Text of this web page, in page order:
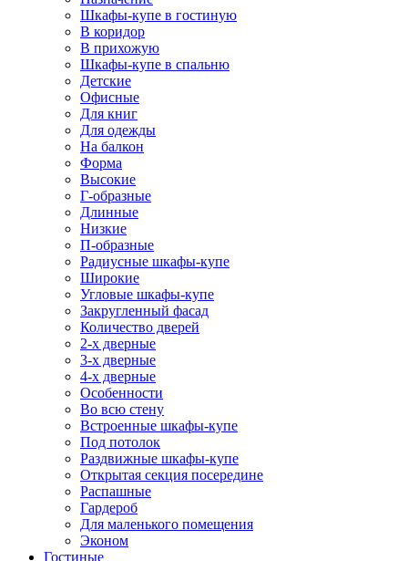
Шкафы-купе в гостиную
В коридор
В прихожую
Шкафы-купе в спальню
Детские
Офисные
Для книг
Для одежды
На балкон
Форма
Высокие
Г-образные
Длинные
Низкие
П-образные
Радиусные шкафы-купе
Широкие
Угловые шкафы-купе
Закругленный фасад
Количество дверей
2-х дверные
3-х дверные
4-х дверные
Особенности
Во всю стену
Встроенные шкафы-купе
Под потолок
Раздвижные шкафы-купе
Открытая секция посередине
Распашные
Гардероб
Для маленького помещения
Эконом
Гостиные